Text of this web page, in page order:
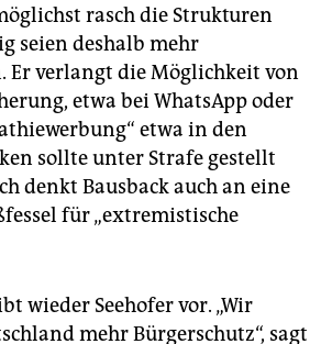
rasch die Strukturen
seien deshalb mehr
Er verlangt die Möglichkeit von
etwa bei WhatsApp oder
etwa in den
sollte unter Strafe gestellt
denkt Bausback auch an eine
für „extremistische
wieder Seehofer vor. „Wir
mehr Bürgerschutz“, sagt